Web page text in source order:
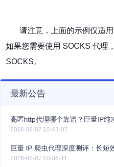
请注意，上面的示例仅适用
如果您需要使用 SOCKS 代理
SOCKS。
最新公告
高匿http代理哪个靠谱？巨量IP纯
2026-08-07 10-43-07
巨量 IP 爬虫代理深度测评：长短
2026-08-07 10-36-11